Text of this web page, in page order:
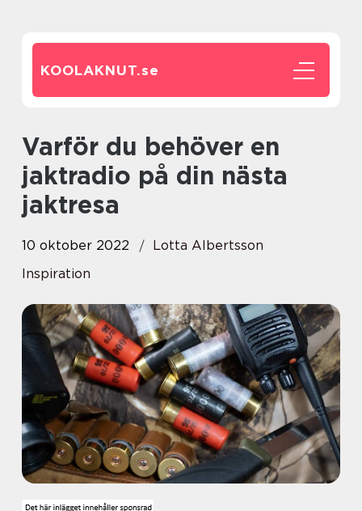
KOOLAKNUT.se
Varför du behöver en
jaktradio på din nästa
jaktresa
10 oktober 2022
Lotta Albertsson
Inspiration